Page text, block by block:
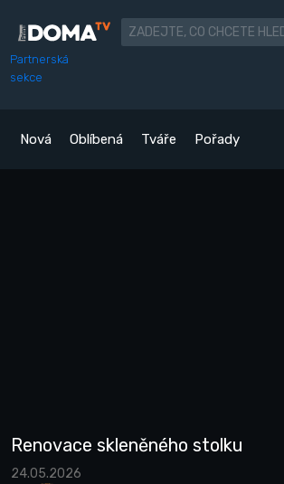
Partnerská
sekce
Nová Oblíbená Tváře Pořady
Renovace skleněného stolku
24.05.2026